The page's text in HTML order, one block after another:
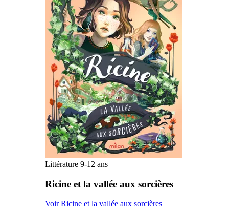
Littérature 9-12 ans
Ricine et la vallée aux sorcières
Voir Ricine et la vallée aux sorcières